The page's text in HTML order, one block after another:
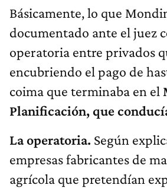
Básicamente, lo que
documentado ante el juez
operatoria entre privados
encubriendo el pago de
coima que terminaba en el
Planificación, que
La operatoria. Según
empresas fabricantes de
agrícola que pretendían